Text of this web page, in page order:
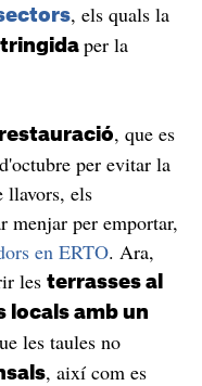
, els quals la
per la
, que es
per evitar la
llavors, els
menjar per emportar,
en ERTO​. Ara,
les terrasses al
locals amb un
les taules no
, així com es